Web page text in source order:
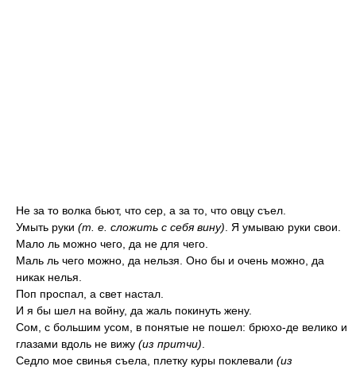
Не за то волка бьют, что сер, а за то, что овцу съел.
Умыть руки (т. е. сложить с себя вину) . Я умываю руки свои.
Мало ль можно чего, да не для чего.
Маль ль чего можно, да нельзя. Оно бы и очень можно, да
никак нелья.
Поп проспал, а свет настал.
И я бы шел на войну, да жаль покинуть жену.
Сом, с большим усом, в понятые не пошел: брюхо-де велико и
глазами вдоль не вижу (из притчи)
Седло мое свинья съела, плетку куры поклевали (из